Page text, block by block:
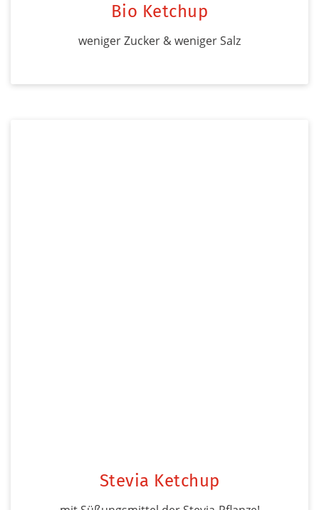
Bio Ketchup
weniger Zucker & weniger Salz
Stevia Ketchup